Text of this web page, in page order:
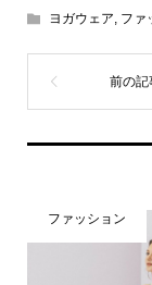
ヨガウェア ファ
ファッション